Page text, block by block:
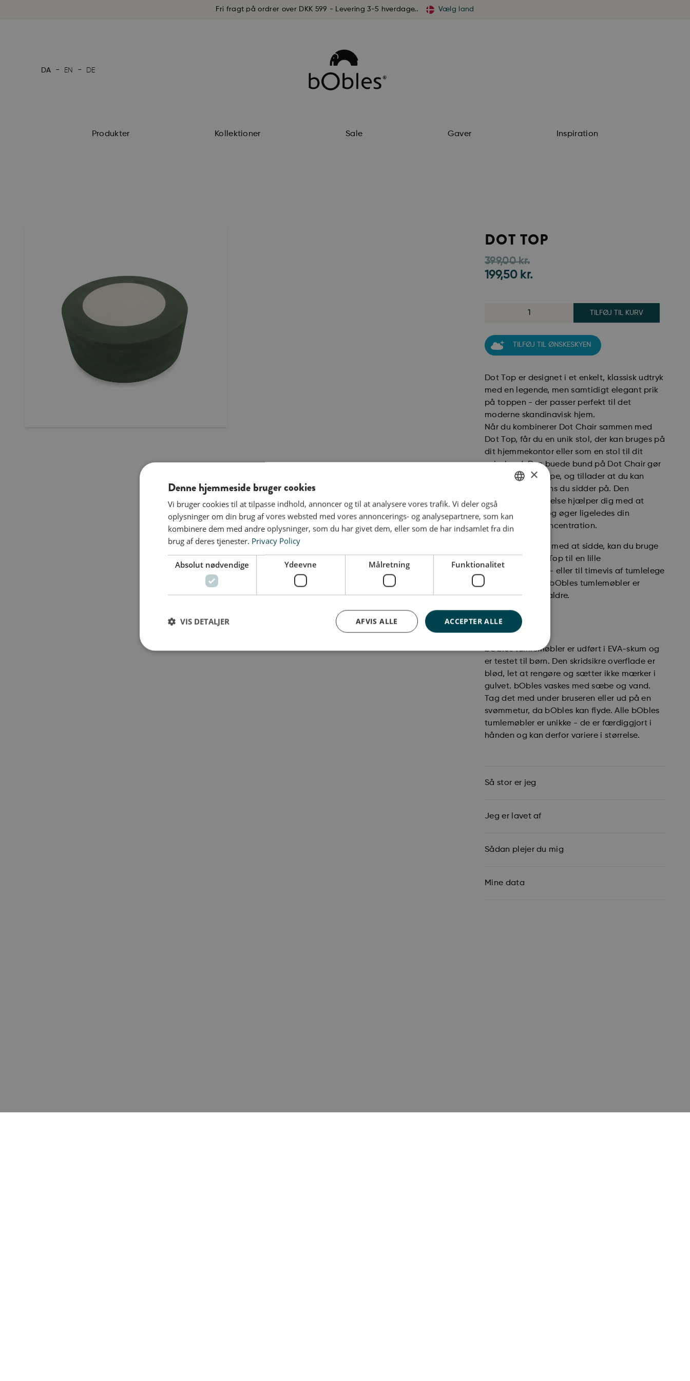
Fri fragt på ordrer over DKK 599 - Levering 3-5 hverdage.. Vælg land
DA - EN - DE
Produkter Kollektioner Sale Gaver Inspiration
DOT TOP
399,00kr.
199,50 kr.
TILFØJ TIL KURV
TILFØJ TIL ØNSKESKYEN
Dot Top er designet i et enkelt, klassisk udtryk
med en legende, men samtidigt elegant prik
på toppen - der passer perfekt til det
moderne skandinavisk hjem.
Når du kombinerer Dot Chair sammen med
Dot Top, får du en unik stol, der kan bruges på
dit hjemmekontor eller som en stol til dit
spisebord. Den buede bund på Dot Chair gør
det muligt at vippe, og tillader at du kan
bevæge dig, mens du sidder på. Den
naturlige bevægelse hjælper dig med at
styrke kroppen, og øger ligeledes din
kreativitet og koncentration.
Når du er færdig med at sidde, kan du bruge
Dot Stol og Dot Top til en lille
hjemmetræning - eller til timevis af tumlelege
med din familie. bObles tumlemøbler er
designet til alle aldre.
Størrelse:
H14 x Ø30 cm
bObles tumlemøbler er udført i EVA-skum og
er testet til børn. Den skridsikre overflade er
blød, let at rengøre og sætter ikke mærker i
gulvet. bObles vaskes med sæbe og vand.
Tag det med under bruseren eller ud på en
svømmetur, da bObles kan flyde. Alle bObles
tumlemøbler er unikke - de er færdiggjort i
hånden og kan derfor variere i størrelse.
Så stor er jeg
Jeg er lavet af
Sådan plejer du mig
Mine data
DANISH
×
Denne hjemmeside bruger cookies
Vi bruger cookies til at tilpasse indhold, annoncer og til at analysere vores trafik. Vi deler også
oplysninger om din brug af vores websted med vores annoncerings- og analysepartnere, som kan
kombinere dem med andre oplysninger, som du har givet dem, eller som de har indsamlet fra din
brug af deres tjenester. Privacy Policy
Absolut nødvendige Ydeevne Målretning Funktionalitet
ACCEPTER ALLE
AFVIS ALLE
VIS DETALJER